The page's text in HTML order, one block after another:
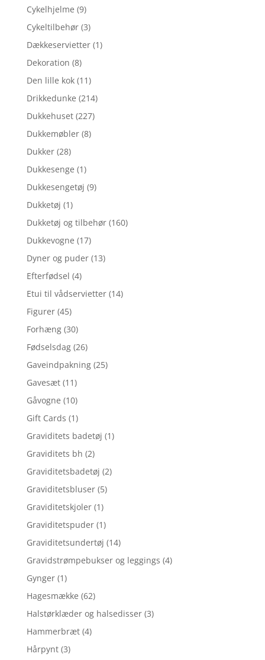
Cykelhjelme (9)
Cykeltilbehør (3)
Dækkeservietter (1)
Dekoration (8)
Den lille kok (11)
Drikkedunke (214)
Dukkehuset (227)
Dukkemøbler (8)
Dukker (28)
Dukkesenge (1)
Dukkesengetøj (9)
Dukketøj (1)
Dukketøj og tilbehør (160)
Dukkevogne (17)
Dyner og puder (13)
Efterfødsel (4)
Etui til vådservietter (14)
Figurer (45)
Forhæng (30)
Fødselsdag (26)
Gaveindpakning (25)
Gavesæt (11)
Gåvogne (10)
Gift Cards (1)
Graviditets badetøj (1)
Graviditets bh (2)
Graviditetsbadetøj (2)
Graviditetsbluser (5)
Graviditetskjoler (1)
Graviditetspuder (1)
Graviditetsundertøj (14)
Gravidstrømpebukser og leggings (4)
Gynger (1)
Hagesmække (62)
Halstørklæder og halsedisser (3)
Hammerbræt (4)
Hårpynt (3)